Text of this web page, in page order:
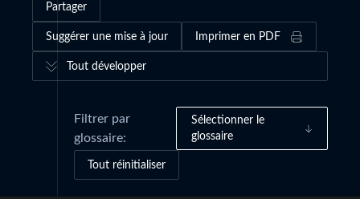
Partager
Suggérer une mise à jour Imprimer en PDF
Tout développer
Filtrer par
glossaire:
Sélectionner le
glossaire
Tout réinitialiser